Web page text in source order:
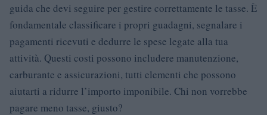
guida che devi seguire per gestire correttamente le tasse. È
fondamentale classificare i propri guadagni, segnalare i
pagamenti ricevuti e dedurre le spese legate alla tua
attività. Questi costi possono includere manutenzione,
carburante e assicurazioni, tutti elementi che possono
aiutarti a ridurre l’importo imponibile. Chi non vorrebbe
pagare meno tasse, giusto?